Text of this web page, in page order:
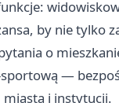
by nie tylko
o
—
i instytucji.